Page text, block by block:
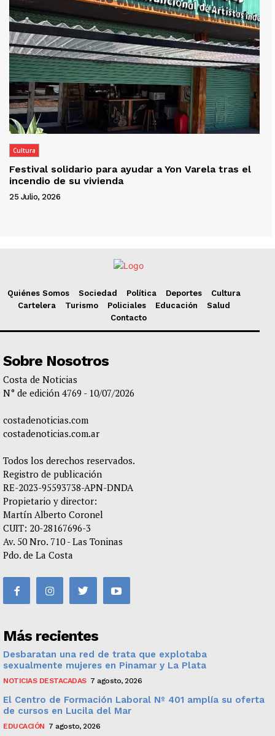
Cultura
Festival solidario para ayudar a Yon Varela tras el
incendio de su vivienda
25 Julio, 2026
Quiénes Somos Sociedad Política Deportes
Cultura
Cartelera
Turismo Policiales Educación
Salud
Contacto
Sobre Nosotros
Costa de Noticias
N° de edición 4769 - 10/07/2026
costadenoticias.com
costadenoticias.com.ar
Todos los derechos reservados.
Registro de publicación
RE-2023-95593738-APN-DNDA
Propietario y director:
Martín Alberto Coronel
CUIT: 20-28167696-3
Av. 50 Nro. 710 - Las Toninas
Pdo. de La Costa
Más recientes
Desbaratan una red de trata que explotaba
sexualmente mujeres en Pinamar y La Plata
NOTICIAS DESTACADAS 7 agosto, 2026
El Centro de Formación Laboral Nº 401 amplía su oferta
de cursos en Lucila del Mar
EDUCACIÓN 7 agosto, 2026